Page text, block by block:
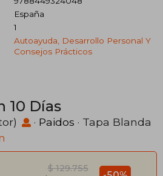
España
1
Autoayuda, Desarrollo Personal Y
Consejos Prácticos
10 Días
· Paidos · Tapa Blanda
$ 129.755